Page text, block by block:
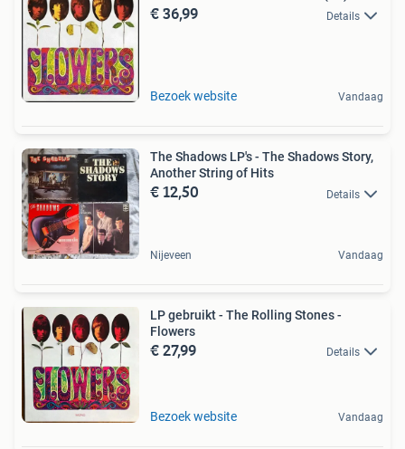
€ 36,99 Details
Bezoek website Vandaag
The Shadows LP's - The Shadows Story,
Another String of Hits
€ 12,50 Details
Nijeveen Vandaag
LP gebruikt - The Rolling Stones -
Flowers
€ 27,99 Details
Bezoek website Vandaag